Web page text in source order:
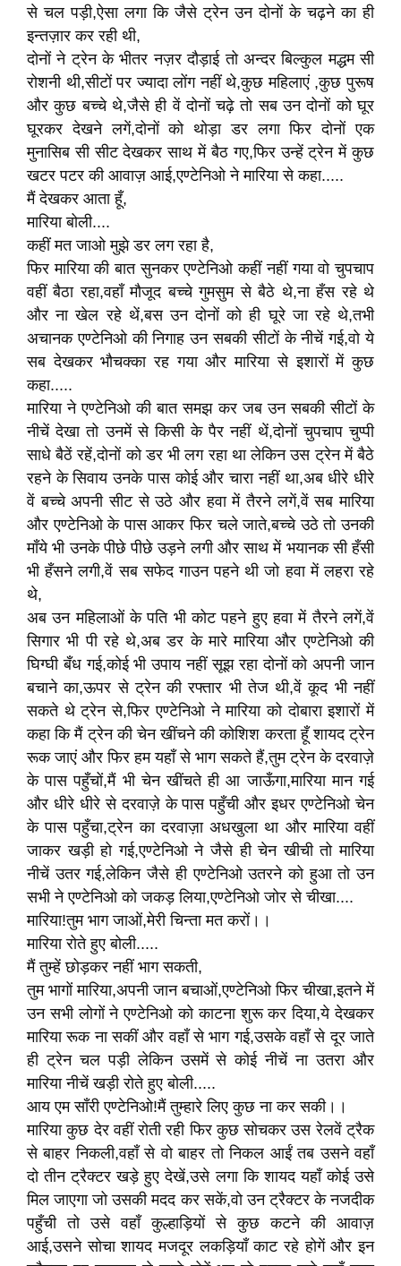
से चल पड़ी,ऐसा लगा कि जैसे ट्रेन उन दोनों के चढ़ने का ही
इन्तज़ार कर रही थी,
दोनों ने ट्रेन के भीतर नज़र दौड़ाई तो अन्दर बिल्कुल मद्धम सी
रोशनी थी,सीटों पर ज्यादा लोंग नहीं थे,कुछ महिलाएं ,कुछ पुरूष
और कुछ बच्चे थे,जैसे ही वें दोनों चढ़े तो सब उन दोनों को घूर
घूरकर देखने लगें,दोनों को थोड़ा डर लगा फिर दोनों एक
मुनासिब सी सीट देखकर साथ में बैठ गए,फिर उन्हें ट्रेन में कुछ
खटर पटर की आवाज़ आई,एण्टेनिओ ने मारिया से कहा.....
मैं देखकर आता हूँ,
मारिया बोली....
कहीं मत जाओ मुझे डर लग रहा है,
फिर मारिया की बात सुनकर एण्टेनिओ कहीं नहीं गया वो चुपचाप
वहीं बैठा रहा,वहाँ मौजूद बच्चे गुमसुम से बैठे थे,ना हँस रहे थे
और ना खेल रहे थें,बस उन दोनों को ही घूरे जा रहे थे,तभी
अचानक एण्टेनिओ की निगाह उन सबकी सीटों के नीचें गई,वो ये
सब देखकर भौचक्का रह गया और मारिया से इशारों में कुछ
कहा.....
मारिया ने एण्टेनिओ की बात समझ कर जब उन सबकी सीटों के
नीचें देखा तो उनमें से किसी के पैर नहीं थें,दोनों चुपचाप चुप्पी
साधे बैठें रहें,दोनों को डर भी लग रहा था लेकिन उस ट्रेन में बैठे
रहने के सिवाय उनके पास कोई और चारा नहीं था,अब धीरे धीरे
वें बच्चे अपनी सीट से उठे और हवा में तैरने लगें,वें सब मारिया
और एण्टेनिओ के पास आकर फिर चले जाते,बच्चे उठे तो उनकी
माँये भी उनके पीछे पीछे उड़ने लगी और साथ में भयानक सी हँसी
भी हँसने लगी,वें सब सफेद गाउन पहने थी जो हवा में लहरा रहे
थे,
अब उन महिलाओं के पति भी कोट पहने हुए हवा में तैरने लगें,वें
सिगार भी पी रहे थे,अब डर के मारे मारिया और एण्टेनिओ की
घिग्घी बँध गई,कोई भी उपाय नहीं सूझ रहा दोनों को अपनी जान
बचाने का,ऊपर से ट्रेन की रफ्तार भी तेज थी,वें कूद भी नहीं
सकते थे ट्रेन से,फिर एण्टेनिओ ने मारिया को दोबारा इशारों में
कहा कि मैं ट्रेन की चेन खींचने की कोशिश करता हूँ शायद ट्रेन
रूक जाएं और फिर हम यहाँ से भाग सकते हैं,तुम ट्रेन के दरवाज़े
के पास पहुँचों,मैं भी चेन खींचते ही आ जाऊँगा,मारिया मान गई
और धीरे धीरे से दरवाज़े के पास पहुँची और इधर एण्टेनिओ चेन
के पास पहुँचा,ट्रेन का दरवाज़ा अधखुला था और मारिया वहीं
जाकर खड़ी हो गई,एण्टेनिओ ने जैसे ही चेन खीची तो मारिया
नीचें उतर गई,लेकिन जैसे ही एण्टेनिओ उतरने को हुआ तो उन
सभी ने एण्टेनिओ को जकड़ लिया,एण्टेनिओ जोर से चीखा....
मारिया!तुम भाग जाओं,मेरी चिन्ता मत करों।।
मारिया रोते हुए बोली.....
मैं तुम्हें छोड़कर नहीं भाग सकती,
तुम भागों मारिया,अपनी जान बचाओं,एण्टेनिओ फिर चीखा,इतने में
उन सभी लोगों ने एण्टेनिओ को काटना शुरू कर दिया,ये देखकर
मारिया रूक ना सकीं और वहाँ से भाग गई,उसके वहाँ से दूर जाते
ही ट्रेन चल पड़ी लेकिन उसमें से कोई नीचें ना उतरा और
मारिया नीचें खड़ी रोते हुए बोली.....
आय एम साँरी एण्टेनिओ!मैं तुम्हारे लिए कुछ ना कर सकी।।
मारिया कुछ देर वहीं रोती रही फिर कुछ सोचकर उस रेलवें ट्रैक
से बाहर निकली,वहाँ से वो बाहर तो निकल आईं तब उसने वहाँ
दो तीन ट्रैक्टर खड़े हुए देखें,उसे लगा कि शायद यहाँ कोई उसे
मिल जाएगा जो उसकी मदद कर सकें,वो उन ट्रैक्टर के नजदीक
पहुँची तो उसे वहाँ कुल्हाड़ियों से कुछ कटने की आवाज़
आई,उसने सोचा शायद मजदूर लकड़ियाँ काट रहे होगें और इन